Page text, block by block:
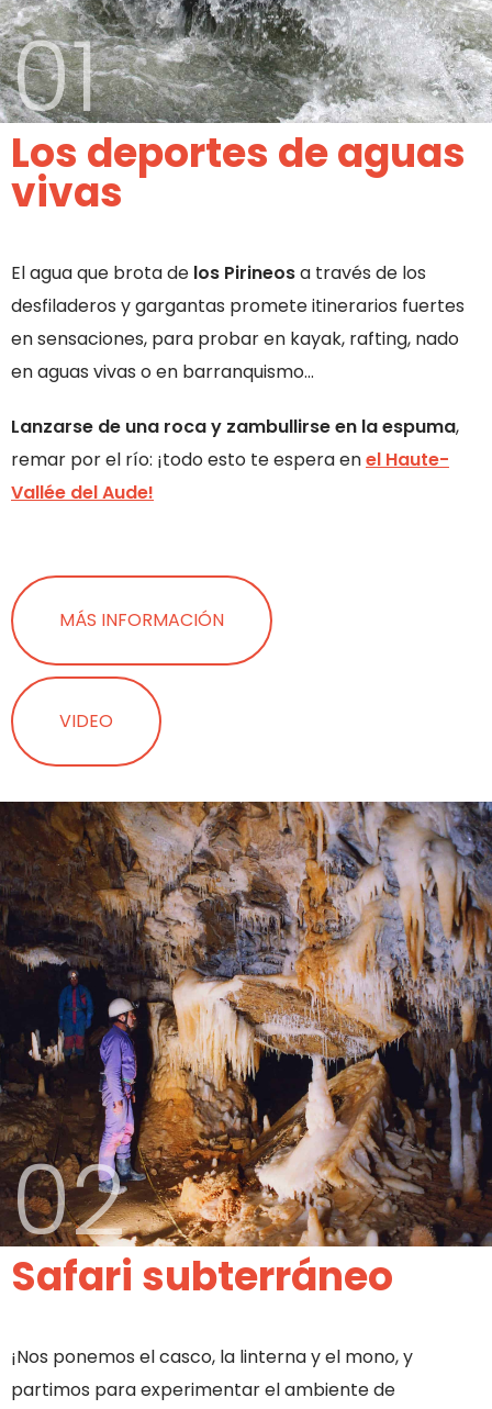
01
Los deportes de aguas
vivas
El agua que brota de los Pirineosa través de los
desfiladeros y gargantas promete itinerarios fuertes
en sensaciones, para probar en kayak, rafting, nado
en aguas vivas o en barranquismo…
Lanzarse de una roca y zambullirse en la espuma,
remar por el río: ¡todo esto te espera enel Haute-
Vallée del Aude!
MÁS INFORMACIÓN
VIDEO
02
Safari subterráneo
¡Nos ponemos el casco, la linterna y el mono, y
partimos para experimentar el ambiente de